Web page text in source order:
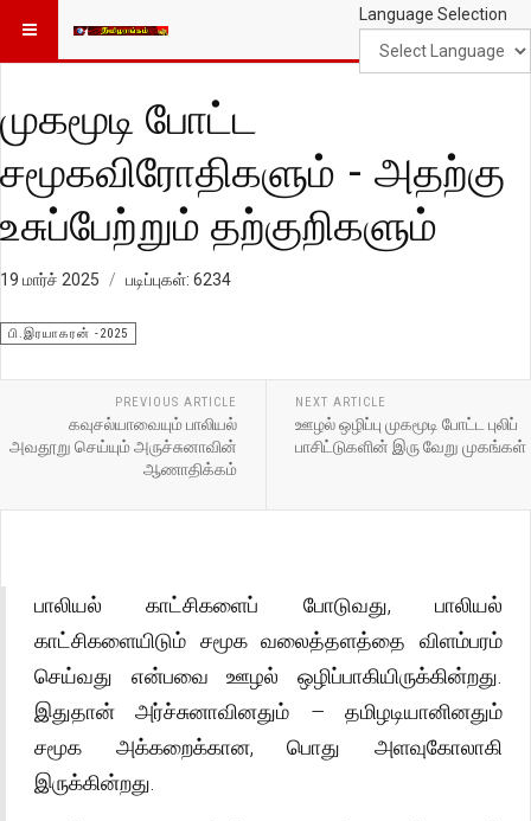
Language Selection
முகமூடி போட்ட
சமூகவிரோதிகளும் - அதற்கு
உசுப்பேற்றும் தற்குறிகளும்
19 மார்ச் 2025 படிப்புகள்: 6234
பி.இரயாகரன் -2025
PREVIOUS ARTICLE
கவுசல்யாவையும் பாலியல்
அவதூறு செய்யும் அருச்சுனாவின்
ஆணாதிக்கம்
NEXT ARTICLE
ஊழல் ஒழிப்பு முகமூடி போட்ட புலிப்
பாசிட்டுகளின் இரு வேறு முகங்கள்
பாலியல் காட்சிகளைப் போடுவது, பாலியல்
காட்சிகளையிடும் சமூக வலைத்தளத்தை விளம்பரம்
செய்வது என்பவை ஊழல் ஒழிப்பாகியிருக்கின்றது.
இதுதான் அர்ச்சுனாவினதும் – தமிழடியானினதும்
சமூக அக்கறைக்கான, பொது அளவுகோலாகி
இருக்கின்றது.